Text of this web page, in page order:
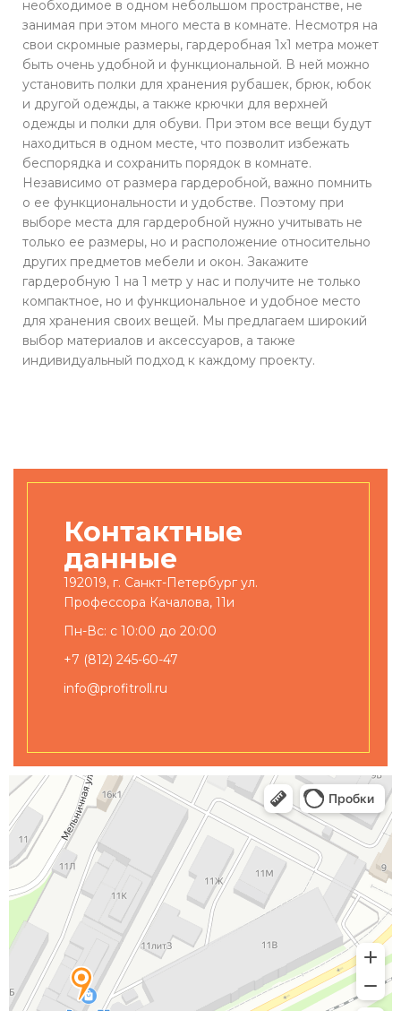
необходимое в одном небольшом пространстве, не
занимая при этом много места в комнате. Несмотря на
свои скромные размеры, гардеробная 1х1 метра может
быть очень удобной и функциональной. В ней можно
установить полки для хранения рубашек, брюк, юбок
и другой одежды, а также крючки для верхней
одежды и полки для обуви. При этом все вещи будут
находиться в одном месте, что позволит избежать
беспорядка и сохранить порядок в комнате.
Независимо от размера гардеробной, важно помнить
о ее функциональности и удобстве. Поэтому при
выборе места для гардеробной нужно учитывать не
только ее размеры, но и расположение относительно
других предметов мебели и окон. Закажите
гардеробную 1 на 1 метр у нас и получите не только
компактное, но и функциональное и удобное место
для хранения своих вещей. Мы предлагаем широкий
выбор материалов и аксессуаров, а также
индивидуальный подход к каждому проекту.
Контактные
данные
192019, г. Санкт-Петербург ул.
Профессора Качалова, 11и
Пн-Вс: с 10:00 до 20:00
+7 (812) 245-60-47
info@profitroll.ru